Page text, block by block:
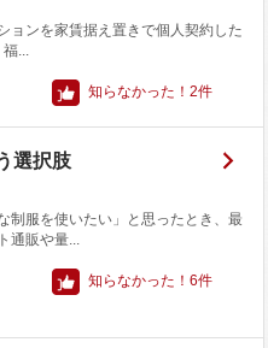
ョンを家賃据え置きで個人契約した
...
知らなかった！ 2件
選択肢
制服を使いたい」と思ったとき、最
通販や量...
知らなかった！ 6件